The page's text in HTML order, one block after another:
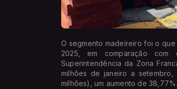
O segmento madeireiro foi o
2025, em comparação
Superintendência da Zona
milhões de janeiro a
milhões), um aumento de 38,77%.